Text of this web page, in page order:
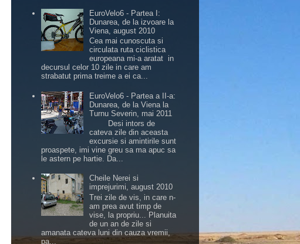
EuroVelo6 - Partea I:
Dunarea, de la izvoare la
Viena, august 2010
Cea mai cunoscuta si
circulata ruta ciclistica
europeana mi-a aratat in
decursul celor 10 zile in care am
strabatut prima treime a ei ca...
EuroVelo6 - Partea a II-a:
Dunarea, de la Viena la
Turnu Severin, mai 2011
Desi intors de
cateva zile din aceasta
excursie si amintirile sunt
proaspete, imi vine greu sa ma apuc sa
le astern pe hartie. Da...
Cheile Nerei si
imprejurimi, august 2010
Trei zile de vis, in care n-
am prea avut timp de
vise, la propriu... Planuita
de un an de zile si
amanata cateva luni din cauza vremii,
pa...